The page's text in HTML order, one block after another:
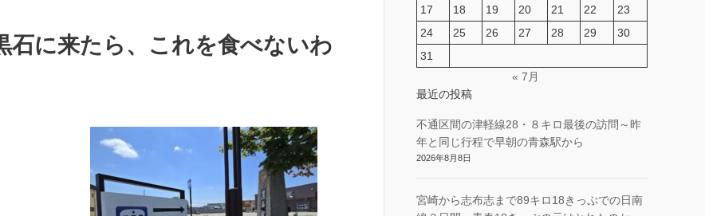
石に来たら、これを食べないわ
17 18 19 20 21 22
23
24
25 26 27 28 29
30
31
« 7月
最近の投稿
不通区間の津軽線28・８キロ最後の訪問～昨
年と同じ行程で早朝の青森駅から
2026年8月8日
宮崎から志布志まで89キロ18きっぷでの日南